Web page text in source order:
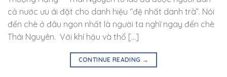
cả nước ưu ái đặt cho danh hiệu “đệ nhất danh trà”. Nói
đến chè ở đâu ngon nhất là người ta nghĩ ngay đến chè
Thái Nguyên. Với khí hậu và thổ […]
CONTINUE READING →